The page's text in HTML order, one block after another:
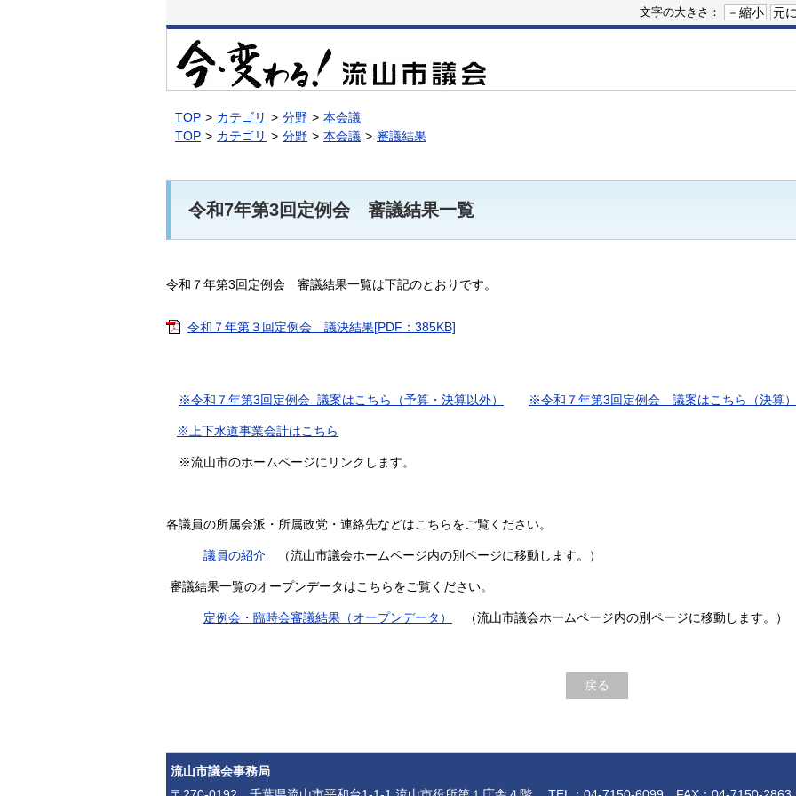
文
移
動
文字の大きさ： －縮小 元
TOP カテゴリ 分野
本会議
TOP
カテゴリ 分野 本会議 審議結果
令和7年第3回定例会 審議結果一覧
令和７年第3回定例会 審議結果一覧は下記のとおりです。
令和７年第３回定例会 議決結果[PDF：385KB]
※令和７年第3回定例会 議案はこちら（予算・決算以外） ※令和７年第3回定例会 議案はこちら（決算）
※上下水道事業会計はこちら
※流山市のホームページにリンクします。
各議員の所属会派・所属政党・連絡先などはこちらをご覧ください。
議員の紹介 （流山市議会ホームページ内の別ページに移動します。）
審議結果一覧のオープンデータはこちらをご覧ください。
定例会・臨時会審議結果（オープンデータ） （流山市議会ホームページ内の別ページに移動します。）
戻る
流山市議会事務局